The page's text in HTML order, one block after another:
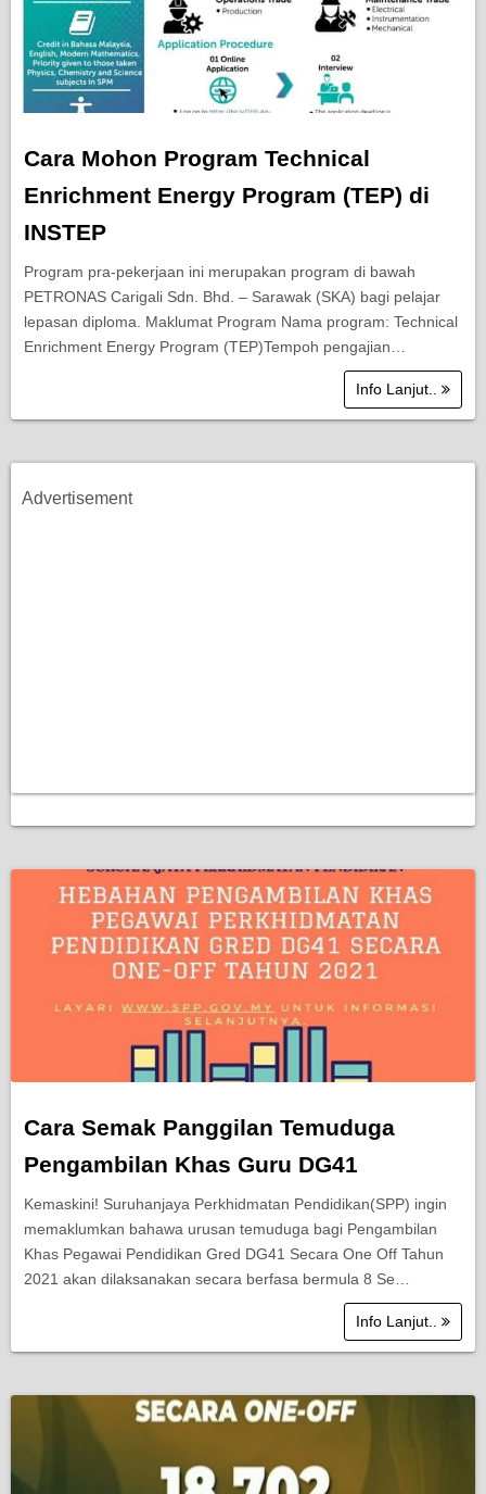
Cara Mohon Program Technical
Enrichment Energy Program (TEP) di
INSTEP
Program pra-pekerjaan ini merupakan program di bawah
PETRONAS Carigali Sdn. Bhd. – Sarawak (SKA) bagi pelajar
lepasan diploma. Maklumat Program Nama program: Technical
Enrichment Energy Program (TEP)Tempoh pengajian…
Info Lanjut..
Advertisement
Cara Semak Panggilan Temuduga
Pengambilan Khas Guru DG41
Kemaskini! Suruhanjaya Perkhidmatan Pendidikan(SPP) ingin
memaklumkan bahawa urusan temuduga bagi Pengambilan
Khas Pegawai Pendidikan Gred DG41 Secara One Off Tahun
2021 akan dilaksanakan secara berfasa bermula 8 Se…
Info Lanjut..